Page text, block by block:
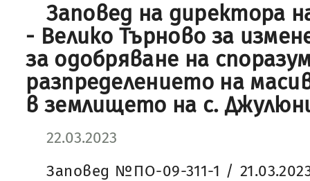
Заповед на директора
- Велико Търново за
за одобряване на
разпределението на
в землището на с.
22.03.2023
Заповед №ПО-09-311-1 /